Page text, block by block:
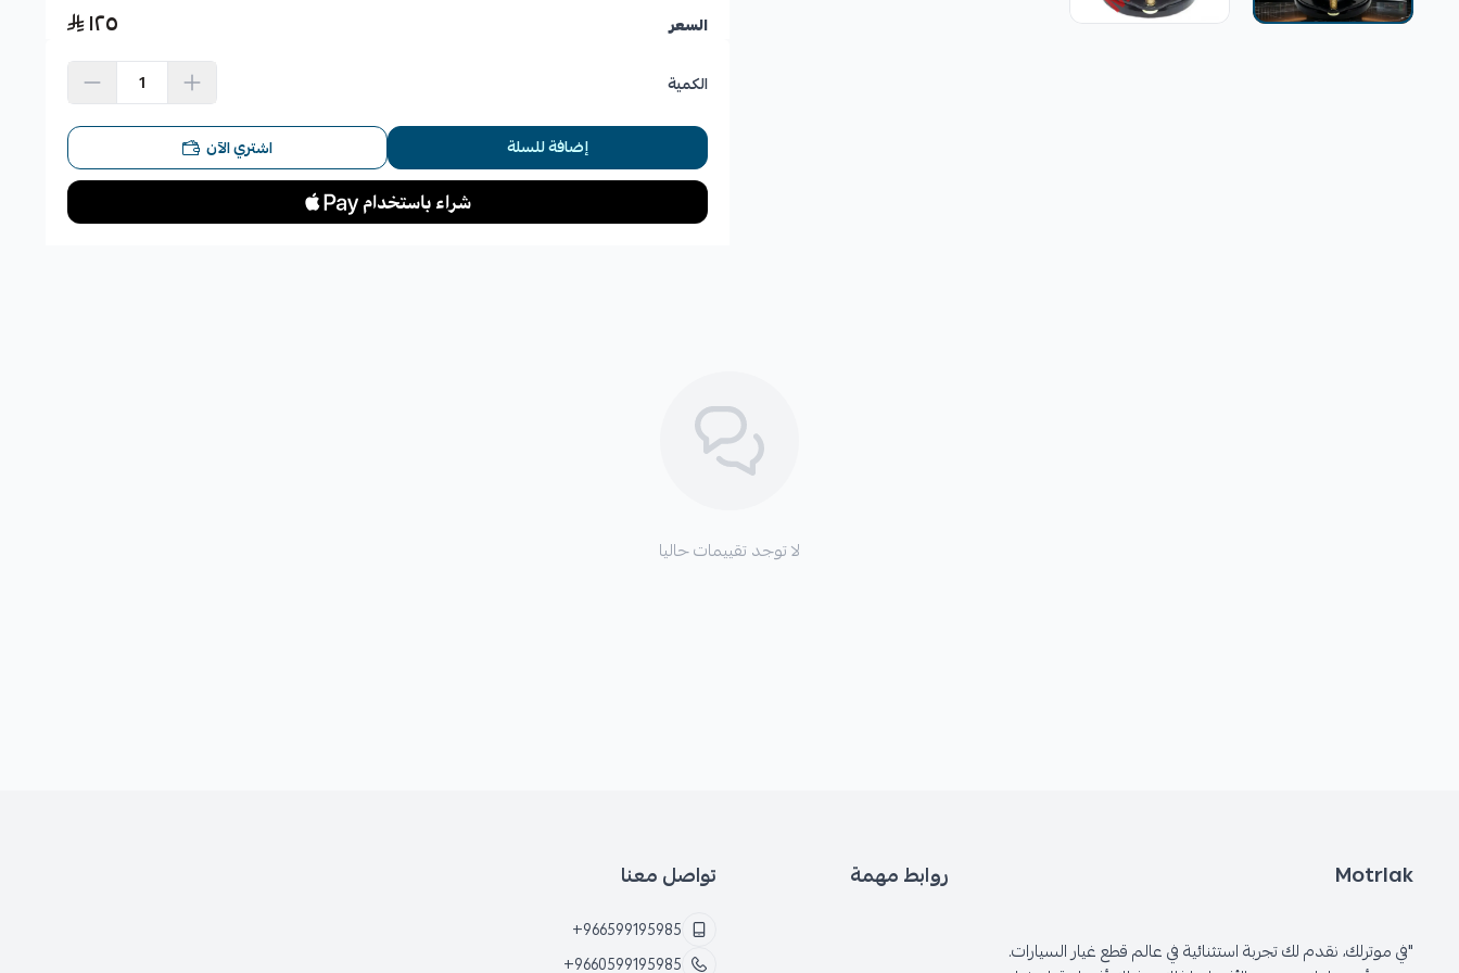
* عدم ثبات باب الشنطة في وضعه المفتوح.
السعر ١٢٥
الكمية
إضافة للسلة اشتري الآن
لا توجد تقييمات حاليا
Motrlak
"في موترلك، نقدم لك تجربة استثنائية في عالم قطع غيار السيارات.
روابط مهمة تواصل معنا
+966599195985
+9660599195985